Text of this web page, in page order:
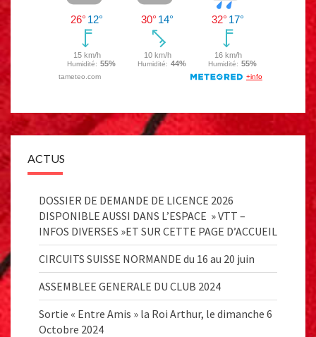
ACTUS
DOSSIER DE DEMANDE DE LICENCE 2026
DISPONIBLE AUSSI DANS L’ESPACE » VTT –
INFOS DIVERSES »ET SUR CETTE PAGE D’ACCUEIL
CIRCUITS SUISSE NORMANDE du 16 au 20 juin
ASSEMBLEE GENERALE DU CLUB 2024
Sortie « Entre Amis » la Roi Arthur, le dimanche 6
Octobre 2024